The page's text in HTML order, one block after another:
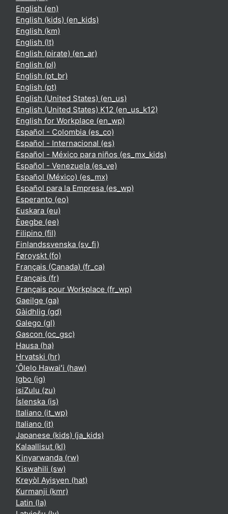
English ‎(en)‎
English (kids) ‎(en_kids)‎
English ‎(km)‎
English ‎(lt)‎
English (pirate) ‎(en_ar)‎
English ‎(pl)‎
English ‎(pt_br)‎
English ‎(pt)‎
English (United States) ‎(en_us)‎
English (United States) K12 ‎(en_us_k12)‎
English for Workplace ‎(en_wp)‎
Español - Colombia ‎(es_co)‎
Español - Internacional ‎(es)‎
Español - México para niños ‎(es_mx_kids)‎
Español - Venezuela ‎(es_ve)‎
Español (México) ‎(es_mx)‎
Español para la Empresa ‎(es_wp)‎
Esperanto ‎(eo)‎
Euskara ‎(eu)‎
Èʋegbe ‎(ee)‎
Filipino ‎(fil)‎
Finlandssvenska ‎(sv_fi)‎
Føroyskt ‎(fo)‎
Français (Canada) ‎(fr_ca)‎
Français ‎(fr)‎
Français pour Workplace ‎(fr_wp)‎
Gaeilge ‎(ga)‎
Gàidhlig ‎(gd)‎
Galego ‎(gl)‎
Gascon ‎(oc_gsc)‎
Hausa ‎(ha)‎
Hrvatski ‎(hr)‎
ʻŌlelo Hawaiʻi ‎(haw)‎
Igbo ‎(ig)‎
isiZulu ‎(zu)‎
Íslenska ‎(is)‎
Italiano ‎(it_wp)‎
Italiano ‎(it)‎
Japanese (kids) ‎(ja_kids)‎
Kalaallisut ‎(kl)‎
Kinyarwanda ‎(rw)‎
Kiswahili ‎(sw)‎
Kreyòl Ayisyen ‎(hat)‎
Kurmanji ‎(kmr)‎
Latin ‎(la)‎